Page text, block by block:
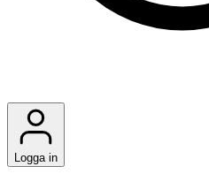
Logga in